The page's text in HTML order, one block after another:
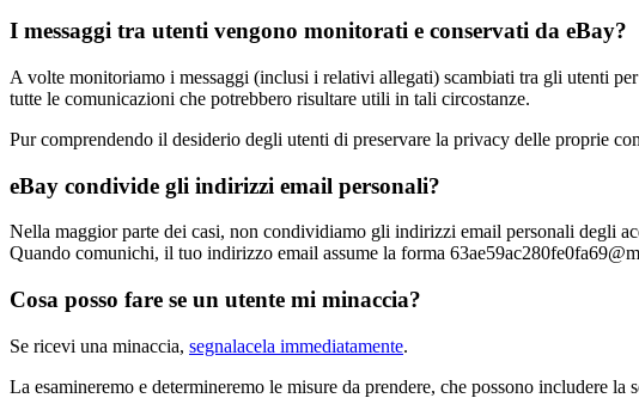
I messaggi tra utenti vengono monitorati e conservati da eBay?
A volte monitoriamo i messaggi (inclusi i relativi allegati) scambiati tra gli utenti
tutte le comunicazioni che potrebbero risultare utili in tali circostanze.
Pur comprendendo il desiderio degli utenti di preservare la privacy delle proprie
eBay condivide gli indirizzi email personali?
Nella maggior parte dei casi, non condividiamo gli indirizzi email personali degli
Quando comunichi, il tuo indirizzo email assume la forma
Cosa posso fare se un utente mi minaccia?
Se ricevi una minaccia, segnalacela immediatamente.
La esamineremo e determineremo le misure da prendere, che possono includere